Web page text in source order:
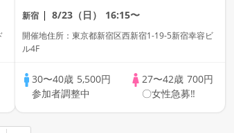
向・誠実な男性との出会い！
スイーツ付き」個室スタイ
ル/White Key AI Matching/
新宿 8/23（日） 16:15〜
開催地住所：東京都新宿区西新宿1-19-5新宿幸容ビ
ル4F
30〜40歳 5,500円
参加者調整中
27〜42歳 700円
〇女性急募‼